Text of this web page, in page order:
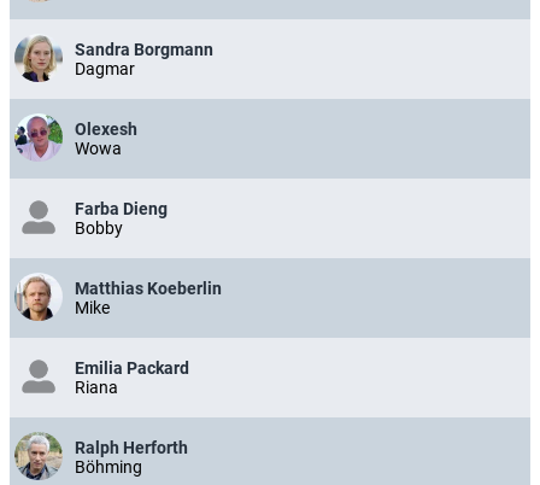
Sandra Borgmann
Dagmar
Olexesh
Wowa
Farba Dieng
Bobby
Matthias Koeberlin
Mike
Emilia Packard
Riana
Ralph Herforth
Böhming